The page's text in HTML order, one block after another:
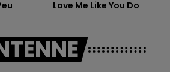
CHAMPAGNE FM
Love Me Like You Do